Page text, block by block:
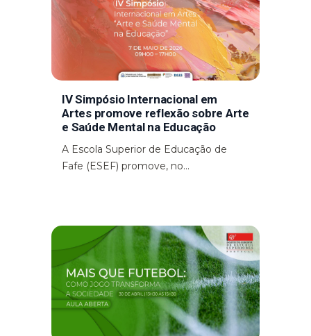
IV Simpósio Internacional em
Artes promove reflexão sobre Arte
e Saúde Mental na Educação
A Escola Superior de Educação de
Fafe (ESEF) promove, no...